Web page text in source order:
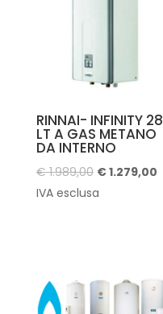
RINNAI- INFINITY 28
LT A GAS METANO
DA INTERNO
€1.989,00 Il
prezzo
€1.279,00Il
IVA esclusa